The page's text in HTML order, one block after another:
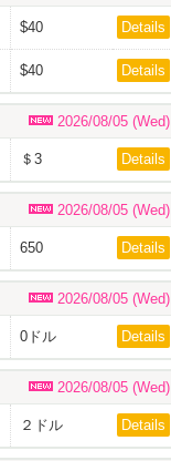
$40 Details
$40 Details
2026/08/05 (Wed)
＄3 Details
2026/08/05 (Wed)
650 Details
2026/08/05 (Wed)
0ドル Details
2026/08/05 (Wed)
２ドル Details